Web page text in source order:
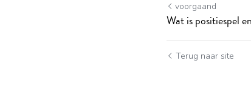
voorgaand
Wat is positiespel
Terug naar site